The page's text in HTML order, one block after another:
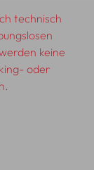
technisch
keine
oder